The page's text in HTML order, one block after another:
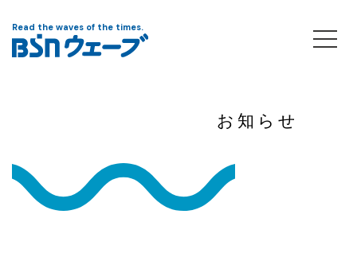
Read the waves of the times.
お知らせ